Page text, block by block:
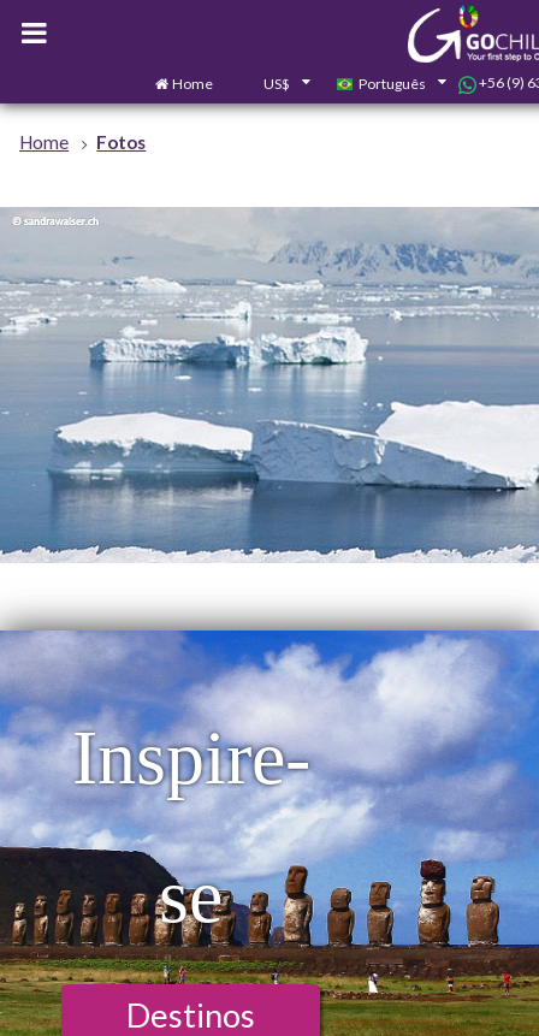
Home US$ Português +56 (9)
Home Fotos
Inspire-
se
Destinos